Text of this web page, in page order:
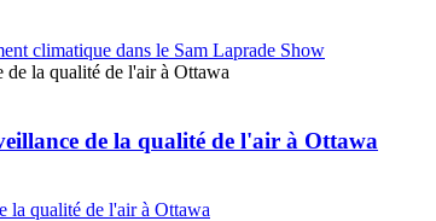
climatique dans le Sam Laprade Show
de la qualité de l'air à Ottawa
la qualité de l'air à Ottawa